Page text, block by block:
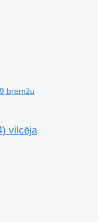
bremžu
vilcēja